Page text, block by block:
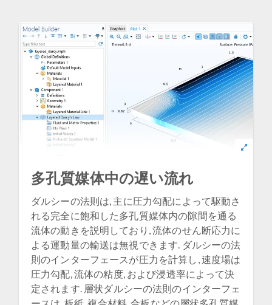
多孔質媒体中の遅い流れ
ダルシーの法則は, 主に圧力勾配によって駆動さ
れる完全に飽和した多孔質媒体内の隙間を通る
流体の動きを説明しており, 流体のせん断応力に
よる運動量の輸送は無視できます. ダルシーの法
則のインターフェースが圧力を計算し, 速度場は
圧力勾配, 流体の粘度, および浸透率によって決
定されます. 層状ダルシーの法則のインターフェ
ースは, 板紙, 複合材料, 合板などの層状多孔質媒